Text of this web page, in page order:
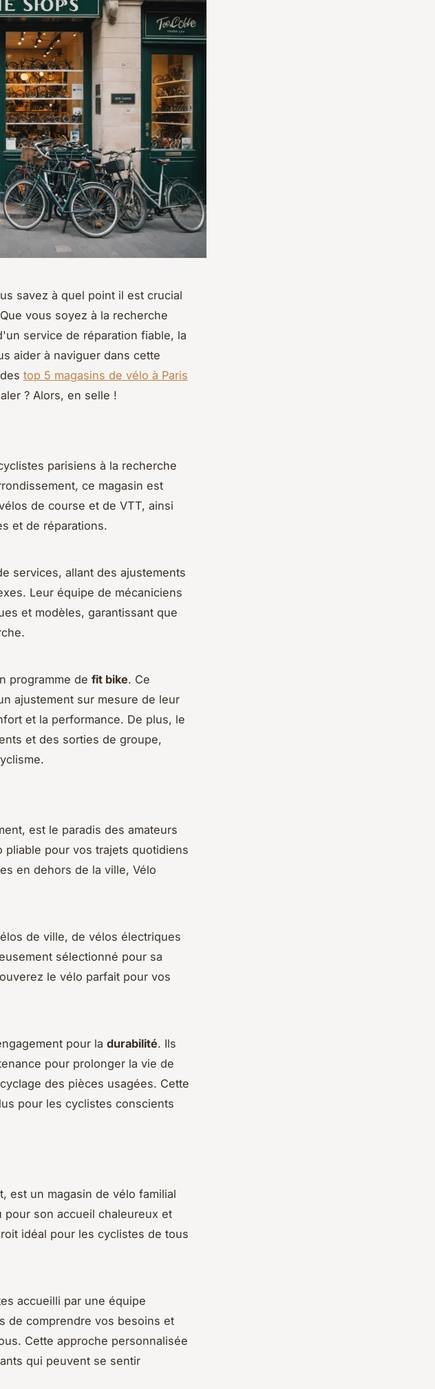
savez à quel point il est crucial
vous soyez à la recherche
service de réparation fiable, la
aider à naviguer dans cette
top 5 magasins de vélo à Paris
? Alors, en selle !
parisiens à la recherche
ce magasin est
de course et de VTT, ainsi
et de réparations.
services, allant des ajustements
Leur équipe de mécaniciens
et modèles, garantissant que
programme de fit bike. Ce
ajustement sur mesure de leur
et la performance. De plus, le
et des sorties de groupe,
est le paradis des amateurs
pour vos trajets quotidiens
en dehors de la ville, Vélo
de ville, de vélos électriques
sélectionné pour sa
le vélo parfait pour vos
pour la durabilité. Ils
pour prolonger la vie de
des pièces usagées. Cette
pour les cyclistes conscients
est un magasin de vélo familial
son accueil chaleureux et
idéal pour les cyclistes de tous
accueilli par une équipe
de comprendre vos besoins et
Cette approche personnalisée
qui peuvent se sentir